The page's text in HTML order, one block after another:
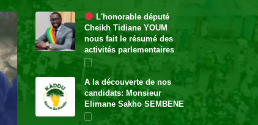
L'honorable député
Cheikh Tidiane YOUM
nous fait le résumé des
activités parlementaire
A la découverte de nos
candidats: Monsieur
Elimane Sakho SEMBENE